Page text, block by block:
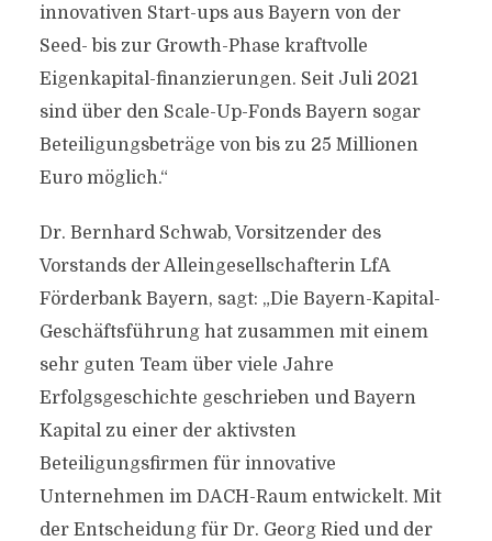
innovativen Start-ups aus Bayern von der
Seed- bis zur Growth-Phase kraftvolle
Eigenkapital-finanzierungen. Seit Juli 2021
sind über den Scale-Up-Fonds Bayern sogar
Beteiligungsbeträge von bis zu 25 Millionen
Euro möglich.“
Dr. Bernhard Schwab, Vorsitzender des
Vorstands der Alleingesellschafterin LfA
Förderbank Bayern, sagt: „Die Bayern-Kapital-
Geschäftsführung hat zusammen mit einem
sehr guten Team über viele Jahre
Erfolgsgeschichte geschrieben und Bayern
Kapital zu einer der aktivsten
Beteiligungsfirmen für innovative
Unternehmen im DACH-Raum entwickelt. Mit
der Entscheidung für Dr. Georg Ried und der